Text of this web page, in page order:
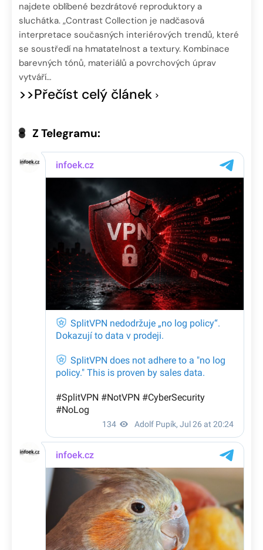
najdete oblíbené bezdrátové reproduktory a
sluchátka. „Contrast Collection je nadčasová
interpretace současných interiérových trendů, které
se soustředí na hmatatelnost a textury. Kombinace
barevných tónů, materiálů a povrchových úprav
vytváří…
>>Přečíst celý článek
Z Telegramu: